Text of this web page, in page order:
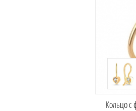
Кольцо с